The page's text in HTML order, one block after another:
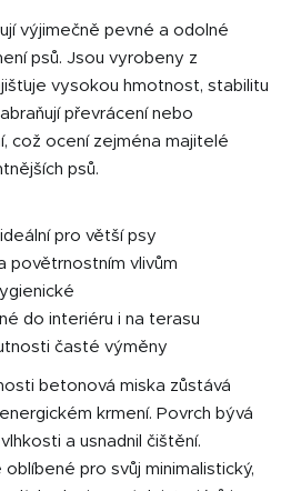
a
c
í
p
r
v
k
ý
p
i
s
u
výjimečně pevné a odolné
psů. Jsou vyrobeny z
vysokou hmotnost, stabilitu
převrácení nebo
což ocení zejména majitelé
psů.
pro větší psy
povětrnostním vlivům
do interiéru i na terasu
časté výměny
betonová miska zůstává
krmení. Povrch bývá
a usnadnil čištění.
pro svůj minimalistický,